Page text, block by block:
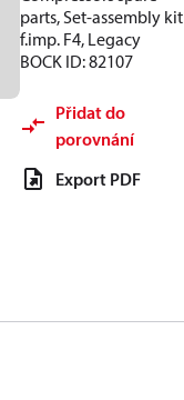
parts, Set-assembly kit
f.imp. F4, Legacy
BOCK ID: 82107
Přidat do
porovnání
Export PDF